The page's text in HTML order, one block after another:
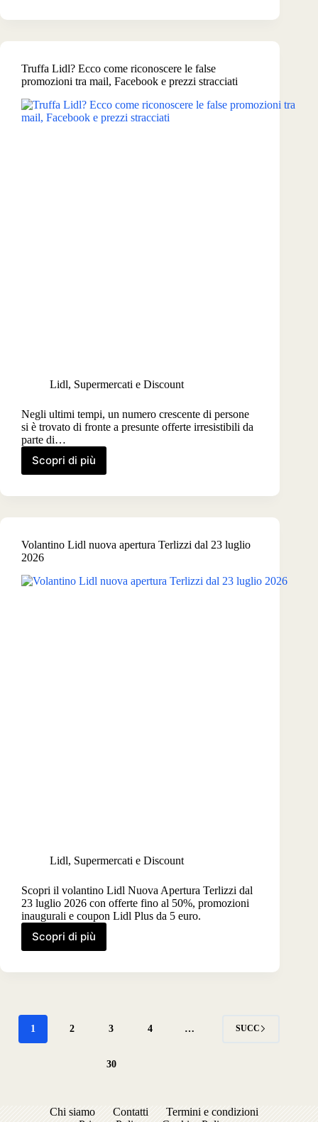
Lidl,
funziona,
prezzo
e
ricette
per
ridurre
Truffa Lidl? Ecco come riconoscere le false
promozioni tra mail, Facebook e prezzi stracciati
Lidl, Supermercati e Discount
Negli ultimi tempi, un numero crescente di persone
si è trovato di fronte a presunte offerte irresistibili da
parte di…
Scopri di più
Truffa
Ecco
riconoscere
false
tra
mail,
Volantino Lidl nuova apertura Terlizzi dal 23 luglio
2026
Lidl, Supermercati e Discount
Scopri il volantino Lidl Nuova Apertura Terlizzi dal
23 luglio 2026 con offerte fino al 50%, promozioni
inaugurali e coupon Lidl Plus da 5 euro.
Scopri di più
Volantino
nuova
23
1 2 3 4 …
30
SUCC
Chi siamo Contatti
Termini e condizioni